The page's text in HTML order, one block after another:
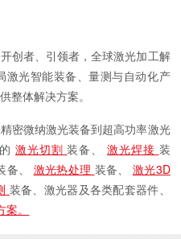
创者、引领者，全球激光加工解
激光智能装备、量测与自动化产
整体解决方案。
密微纳激光装备到超高功率激光
激光切割装备、 激光焊接 装
备、 激光热处理 装备、
激光3D
装备、激光器及各类配套器件、
。